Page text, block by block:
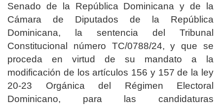
Senado de la República Dominicana y de la
Cámara de Diputados de la República
Dominicana, la sentencia del Tribunal
Constitucional número TC/0788/24, y que se
proceda en virtud de su mandato a la
modificación de los artículos 156 y 157 de la ley
20-23 Orgánica del Régimen Electoral
Dominicano, para las candidaturas